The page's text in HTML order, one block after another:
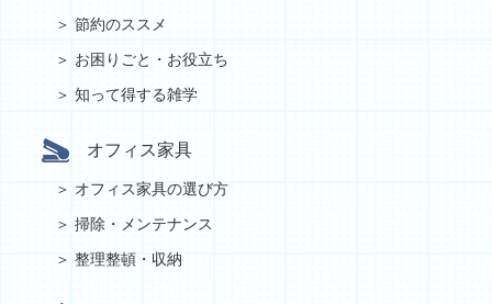
節約のススメ
お困りごと・お役立ち
知って得する雑学
オフィス家具
オフィス家具の選び方
掃除・メンテナンス
整理整頓・収納